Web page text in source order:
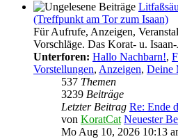
(Treffpunkt am Tor zum Isaan)
Für Aufrufe, Anzeigen,
Vorschläge. Das Korat- u.
Unterforen: Hallo Nachbarn!,
Vorstellungen, Anzeigen, Deine
537 Themen
3239 Beiträge
Letzter Beitrag Re: Ende
von KoratCat Neuester
Mo Aug 10, 2026 10:13